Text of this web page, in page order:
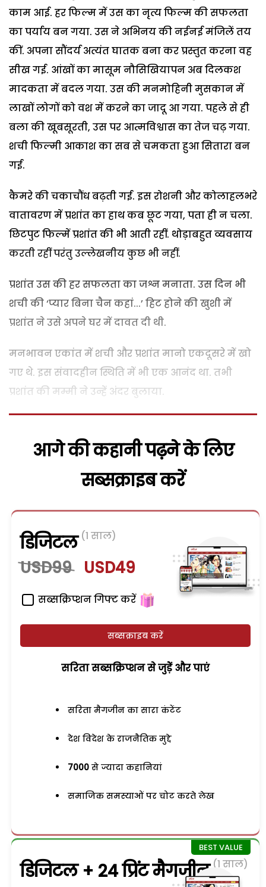
काम आई. हर फिल्म में उस का नृत्य फिल्म की सफलता
का पर्याय बन गया. उस ने अभिनय की नईनई मंजिलें तय
कीं. अपना सौंदर्य अत्यंत घातक बना कर प्रस्तुत करना वह
सीख गई. आंखों का मासूम नौसिखियापन अब दिलकश
मादकता में बदल गया. उस की मनमोहिनी मुसकान में
लाखों लोगों को वश में करने का जादू आ गया. पहले से ही
बला की खूबसूरती, उस पर आत्मविश्वास का तेज चढ़ गया.
शची फिल्मी आकाश का सब से चमकता हुआ सितारा बन
गई.
कैमरे की चकाचौंध बढ़ती गई. इस रोशनी और कोलाहलभरे
वातावरण में प्रशांत का हाथ कब छूट गया, पता ही न चला.
छिटपुट फिल्में प्रशांत की भी आती रहीं. थोड़ाबहुत व्यवसाय
करती रहीं परंतु उल्लेखनीय कुछ भी नहीं.
प्रशांत उस की हर सफलता का जश्न मनाता. उस दिन भी
शची की ‘प्यार बिना चैन कहां...’ हिट होने की खुशी में
प्रशांत ने उसे अपने घर में दावत दी थी.
मनभावन एकांत में शची और प्रशांत मानो एकदूसरे में खो
गए थे. इस संवादहीन स्थिति में भी एक आनंद था. तभी
प्रशांत की मम्मी ने उन्हें अंदर बुलाया.
आगे की कहानी पढ़ने के लिए
सब्सक्राइब करें
डिजिटल (1 साल)
USD99 USD49
सब्सक्रिप्शन गिफ्ट करें
सब्सक्राइब करें
सरिता सब्सक्रिप्शन से जुड़ेें और पाएं
सरिता मैगजीन का सारा कंटेंट
देश विदेश के राजनैतिक मुद्दे
7000 से ज्यादा कहानियां
समाजिक समस्याओं पर चोट करते लेख
डिजिटल + 24 प्रिंट मैगजीन (1 साल)